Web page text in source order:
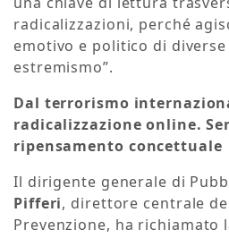
radicalizzazioni, perché
emotivo e politico di
estremismo”.
Dal terrorismo
radicalizzazione online.
ripensamento concettuale
Il dirigente generale di
Pifferi, direttore centrale
Prevenzione, ha richiamato